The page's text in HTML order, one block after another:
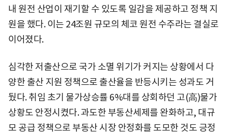
내 원전 산업이 재기할 수 있도록 일감을 제공하고 정책 지
원을 했다. 이는 24조원 규모의 체코 원전 수주라는 결실로
이어졌다.
심각한 저출산으로 국가 소멸 위기가 커지는 상황에서 다
양한 출산 지원 정책으로 출산율을 반등시키는 성과도 거
뒀다. 취임 초기 물가상승률 6%대를 상회하던 고(高)물가
상황도 안정시켰다. 과도한 부동산세제를 완화하고, 대규
모 공급 정책으로 부동산 시장 안정화를 도모한 것도 긍정